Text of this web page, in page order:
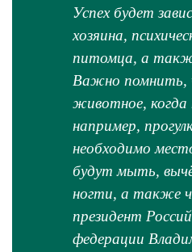
Успех будет
хозяина,
питомца, а
Важно помнить,
животное, когда
например,
необходимо
будут мыть,
ногти, а также
президент
федерации